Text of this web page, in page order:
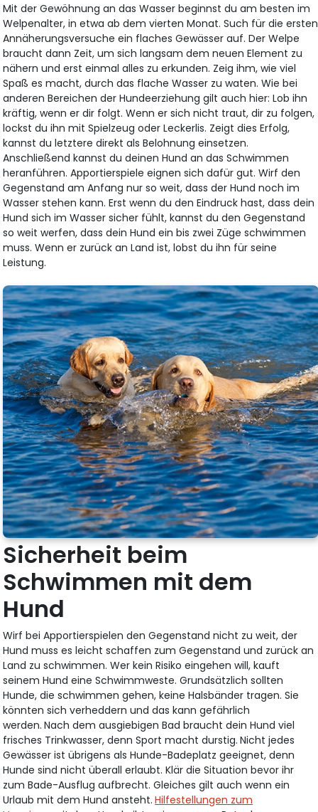
Mit der Gewöhnung an das Wasser beginnst du am besten im
Welpenalter, in etwa ab dem vierten Monat. Such für die ersten
Annäherungsversuche ein flaches Gewässer auf. Der Welpe
braucht dann Zeit, um sich langsam dem neuen Element zu
nähern und erst einmal alles zu erkunden. Zeig ihm, wie viel
Spaß es macht, durch das flache Wasser zu waten. Wie bei
anderen Bereichen der Hundeerziehung gilt auch hier: Lob ihn
kräftig, wenn er dir folgt. Wenn er sich nicht traut, dir zu folgen,
lockst du ihn mit Spielzeug oder Leckerlis. Zeigt dies Erfolg,
kannst du letztere direkt als Belohnung einsetzen.
Anschließend kannst du deinen Hund an das Schwimmen
heranführen. Apportierspiele eignen sich dafür gut. Wirf den
Gegenstand am Anfang nur so weit, dass der Hund noch im
Wasser stehen kann. Erst wenn du den Eindruck hast, dass dein
Hund sich im Wasser sicher fühlt, kannst du den Gegenstand
so weit werfen, dass dein Hund ein bis zwei Züge schwimmen
muss. Wenn er zurück an Land ist, lobst du ihn für seine
Leistung.
Sicherheit beim
Schwimmen mit dem
Hund
Wirf bei Apportierspielen den Gegenstand nicht zu weit, der
Hund muss es leicht schaffen zum Gegenstand und zurück an
Land zu schwimmen. Wer kein Risiko eingehen will, kauft
seinem Hund eine Schwimmweste. Grundsätzlich sollten
Hunde, die schwimmen gehen, keine Halsbänder tragen. Sie
könnten sich verheddern und das kann gefährlich
werden. Nach dem ausgiebigen Bad braucht dein Hund viel
frisches Trinkwasser, denn Sport macht durstig. Nicht jedes
Gewässer ist übrigens als Hunde-Badeplatz geeignet, denn
Hunde sind nicht überall erlaubt. Klär die Situation bevor ihr
zum Bade-Ausflug aufbrecht. Gleiches gilt auch wenn ein
Urlaub mit dem Hund ansteht. Hilfestellungen zum